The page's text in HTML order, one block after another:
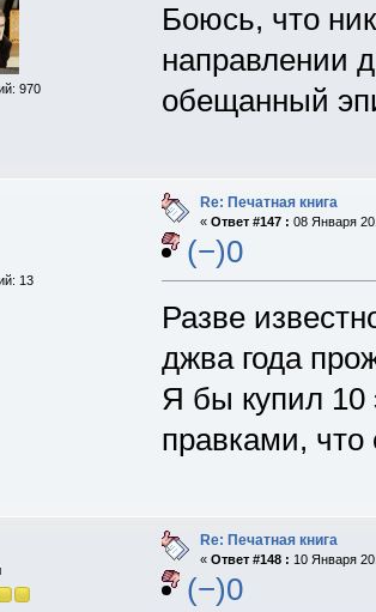
970
Боюсь, что
направлении
обещанный
13
Re: Печатная книга
« Ответ #147 : 08 Января
(−)0
Разве
джва года
Я бы купил 10
правками,
Re: Печатная книга
« Ответ #148 : 10 Января
(−)0